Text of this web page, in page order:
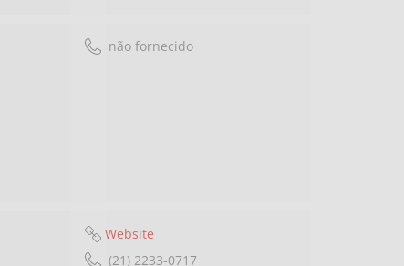
não fornecido
Website
(21) 2233-0717